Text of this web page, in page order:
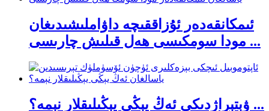
ئىمكانقەدەر ئۇزاققىچە داۋاملىشىدىغان
مودا سومكىسى ھەل قىلىش چارىسى ...
ۋېتېراژدىكى ئەڭ يېڭى يېڭىلىقلار نېمە؟ ...